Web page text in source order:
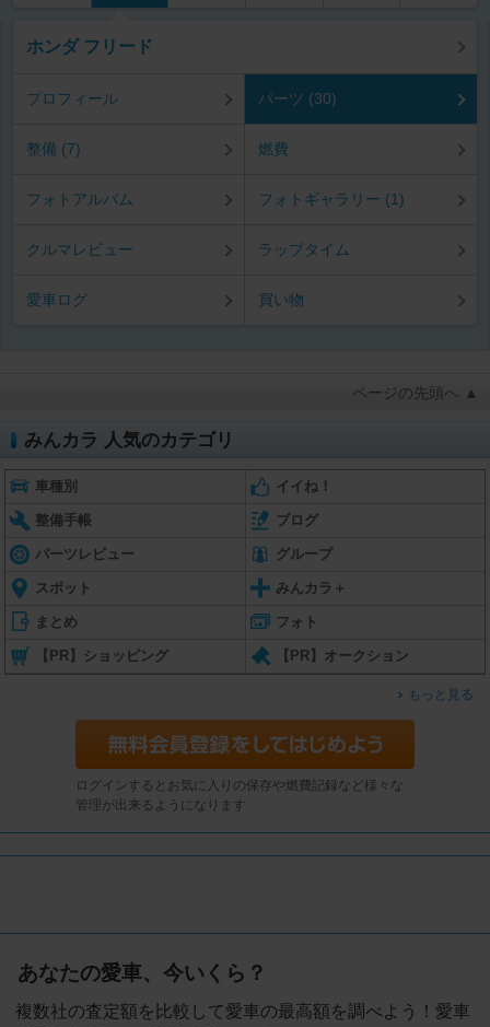
ホンダ フリード
プロフィール パーツ (30)
整備 (7) 燃費
フォトアルバム フォトギャラリー (1)
クルマレビュー ラップタイム
愛車ログ 買い物
ページの先頭へ ▲
みんカラ 人気のカテゴリ
車種別 イイね！
整備手帳 ブログ
パーツレビュー グループ
スポット みんカラ＋
まとめ フォト
【PR】ショッピング 【PR】オークション
もっと見る
ログインするとお気に入りの保存や燃費記録など様々な
管理が出来るようになります
あなたの愛車、今いくら？
複数社の査定額を比較して愛車の最高額を調べよう！愛車